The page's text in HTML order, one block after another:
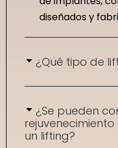
diseñados y
¿Qué tipo de
¿Se pueden
un lifting?